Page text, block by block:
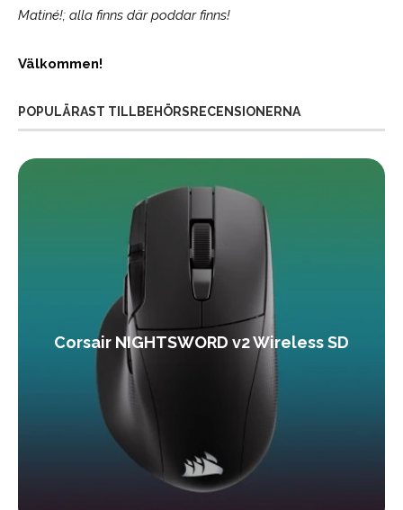
Matiné!; alla finns där poddar finns!
Välkommen!
POPULÄRAST TILLBEHÖRSRECENSIONERNA
Corsair NIGHTSWORD v2 Wireless SD